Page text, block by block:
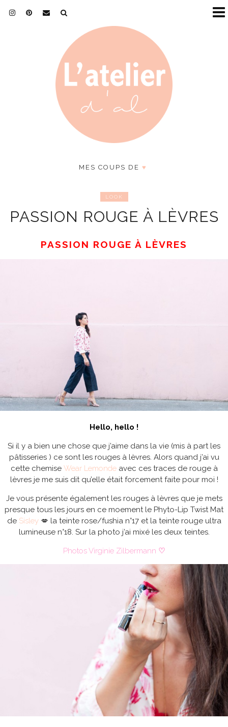
MES COUPS DE ♥
LOOK
PASSION ROUGE À LÈVRES
PASSION ROUGE À LÈVRES
Hello, hello !
Si il y a bien une chose que j’aime dans la vie (mis à part les
pâtisseries ) ce sont les rouges à lèvres. Alors quand j’ai vu
cette chemise Wear Lemondeavec ces traces de rouge à
lèvres je me suis dit qu’elle était forcement faite pour moi !
Je vous présente également les rouges à lèvres que je mets
presque tous les jours en ce moement le Phyto-Lip Twist Mat
de Sisley💋 la teinte rose/fushia n°17 et la teinte rouge ultra
lumineuse n°18. Sur la photo j’ai mixé les deux teintes.
Photos Virginie Zilbermann ♡